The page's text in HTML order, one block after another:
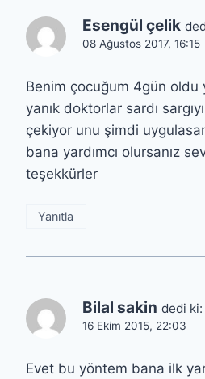
Esengül çelik
08 Ağustos 2017, 16:15
Benim çocuğum 4gün oldu
yanık doktorlar sardı
çekiyor unu şimdi
bana yardımcı olursanız
teşekkürler
Yanıtla
Bilal sakin dedi ki:
16 Ekim 2015, 22:03
Evet bu yöntem bana ilk